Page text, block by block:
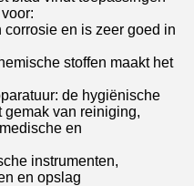
en is zeer goed in
stoffen maakt het
de hygiënische
van reiniging,
en
instrumenten,
en opslag